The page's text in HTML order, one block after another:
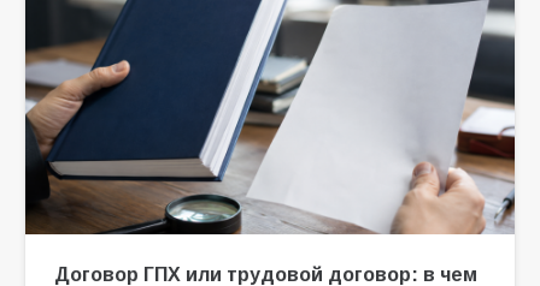
Договор ГПХ или трудовой договор: в чем